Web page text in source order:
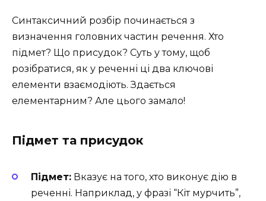
Синтаксичний розбір починається з
визначення головних частин речення. Хто
підмет? Що присудок? Суть у тому, щоб
розібратися, як у реченні ці два ключові
елементи взаємодіють. Здається
елементарним? Але цього замало!
Підмет та присудок
Підмет: Вказує на того, хто виконує дію в
реченні. Наприклад, у фразі “Кіт мурчить”,